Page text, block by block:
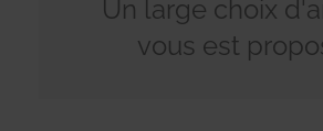
Un large choix
vous est